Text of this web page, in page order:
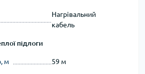
Нагрівальний
кабель
підлоги
м 59 м